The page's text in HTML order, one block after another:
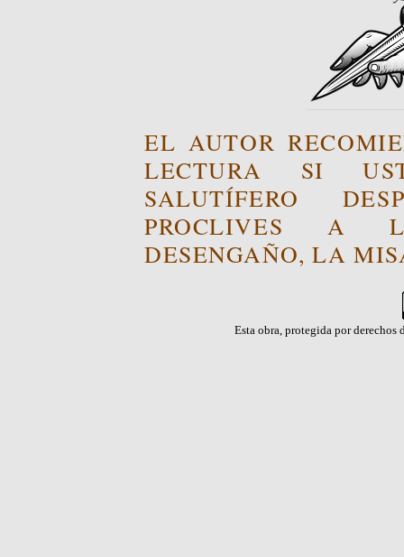
EL AUTOR
LECTURA SI
SALUTÍFERO
PROCLIVES A
DESENGAÑO, LA
Esta obra, protegida por derechos